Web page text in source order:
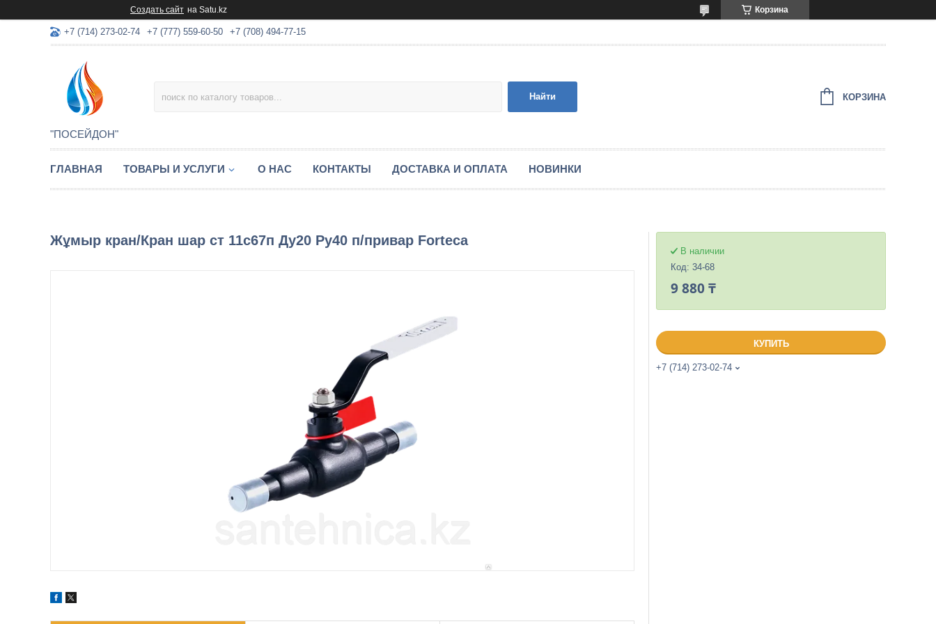
Создать сайт на Satu.kz Корзина
+7 (714) 273-02-74 +7 (777) 559-60-50 +7 (708) 494-77-15
"ПОСЕЙДОН"
Найти КОРЗИНА
ГЛАВНАЯ ТОВАРЫ И УСЛУГИ О НАС КОНТАКТЫ ДОСТАВКА И ОПЛАТА НОВИНКИ
Жұмыр кран/Кран шар ст 11с67п Ду20 Ру40 п/привар Forteca
В наличии
Код: 34-68
9 880 ₸
КУПИТЬ
+7 (714) 273-02-74